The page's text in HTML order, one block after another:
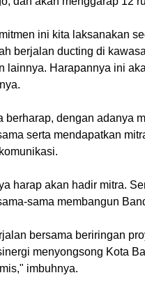
ini kita laksanakan
berjalan ducting di
lainnya. Harapannya ini
berharap, dengan adanya
serta mendapatkan
harap akan hadir mitra.
sama membangun
bersama beriringan
menyongsong Kota
imbuhnya.